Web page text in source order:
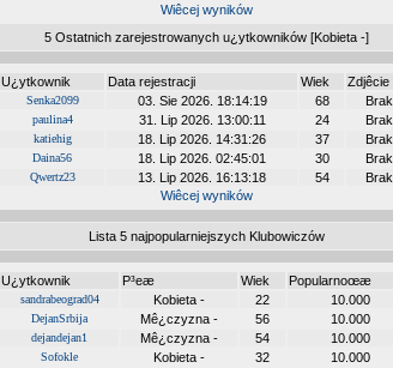
Wiêcej wyników
5 Ostatnich zarejestrowanych u¿ytkowników [Kobieta -]
U¿ytkownik Data rejestracji Wiek Zdjêcie
Senka2099 03. Sie 2026. 18:14:19 68 Brak
paulina4 31. Lip 2026. 13:00:11 24 Brak
katiehig 18. Lip 2026. 14:31:26 37 Brak
Daina56 18. Lip 2026. 02:45:01 30 Brak
Qwertz23 13. Lip 2026. 16:13:18 54
Brak
Wiêcej wyników
Lista 5 najpopularniejszych Klubowiczów
U¿ytkownik P³eæ Wiek Popularnoœæ
sandrabeograd04 Kobieta - 22 10.000
DejanSrbija Mê¿czyzna - 56 10.000
dejandejan1 Mê¿czyzna - 54 10.000
Sofokle Kobieta - 32 10.000